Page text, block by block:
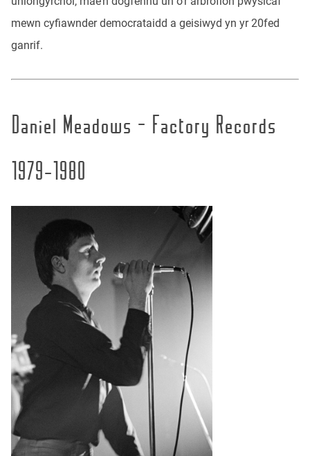
mewn cyfiawnder democrataidd a geisiwyd yn yr 20fed
ganrif.
Daniel Meadows – Factory Records
1979-1980